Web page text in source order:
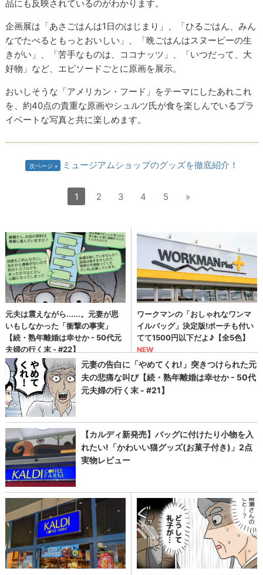
品にも反映されているのがわかります。
企画展は「あさごはんは1日のはじまり」、「ひるごはん、みん
なでたべるともっとおいしい」、「晩ごはんはスヌーピーの生
きがい」、「苦手なものは、ココナッツ」、「いつだって、大
好物」など、エピソードごとに原画を展示。
おいしそうな「アメリカン・フード」をテーマにしたあれこれ
を、約40点の貴重な原画やシュルツ氏が食を楽しんでいるプラ
イベートな写真と共に楽しめます。
次ページ ミュージアムショップのグッズを徹底紹介！
1 2 3 4 5 »